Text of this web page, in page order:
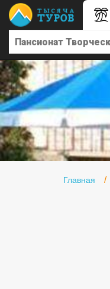
Главная
Главная
Туры в Турцию
Туры в Египет
Туры в ОАЭ
Офис г. Москва